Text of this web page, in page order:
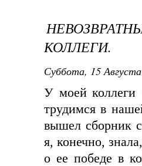
КОЛЛЕГИ.
Суббота, 15
У моей
трудимся в
вышел сборник
я, конечно,
о ее победе в